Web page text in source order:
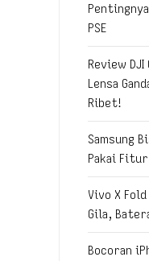
PSE
Review
Lensa
Ribet!
Samsung
Pakai
Vivo X
Gila,
Bocoran